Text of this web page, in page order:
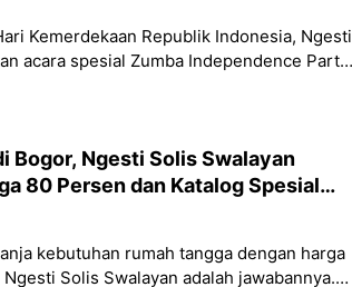
Kemerdekaan Republik Indonesia, Ngesti
acara spesial Zumba Independence Party
Bogor, Ngesti Solis Swalayan
80 Persen dan Katalog Spesial
kebutuhan rumah tangga dengan harga
Solis Swalayan adalah jawabannya.